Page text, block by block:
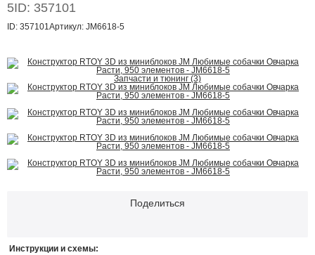
5ID: 357101
ID: 357101Артикул: JM6618-5
Запчасти и тюнинг (3)
Поделиться
Инструкции и схемы: